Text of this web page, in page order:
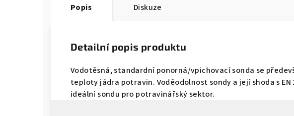
Popis Diskuze
Detailní popis produktu
Vodotěsná, standardní ponorná/vpichovací sonda se
teploty jádra potravin. Voděodolnost sondy a její shoda s EN
ideální sondu pro potravinářský sektor.